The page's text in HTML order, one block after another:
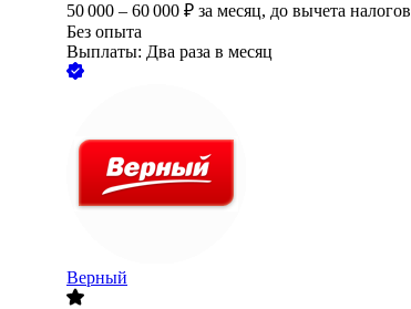
50 000 – 60 000 ₽ за месяц, до вычета налогов
Без опыта
Выплаты: Два раза в месяц
Верный